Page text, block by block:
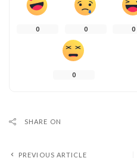
0 0 0
0
SHARE ON
PREVIOUS ARTICLE